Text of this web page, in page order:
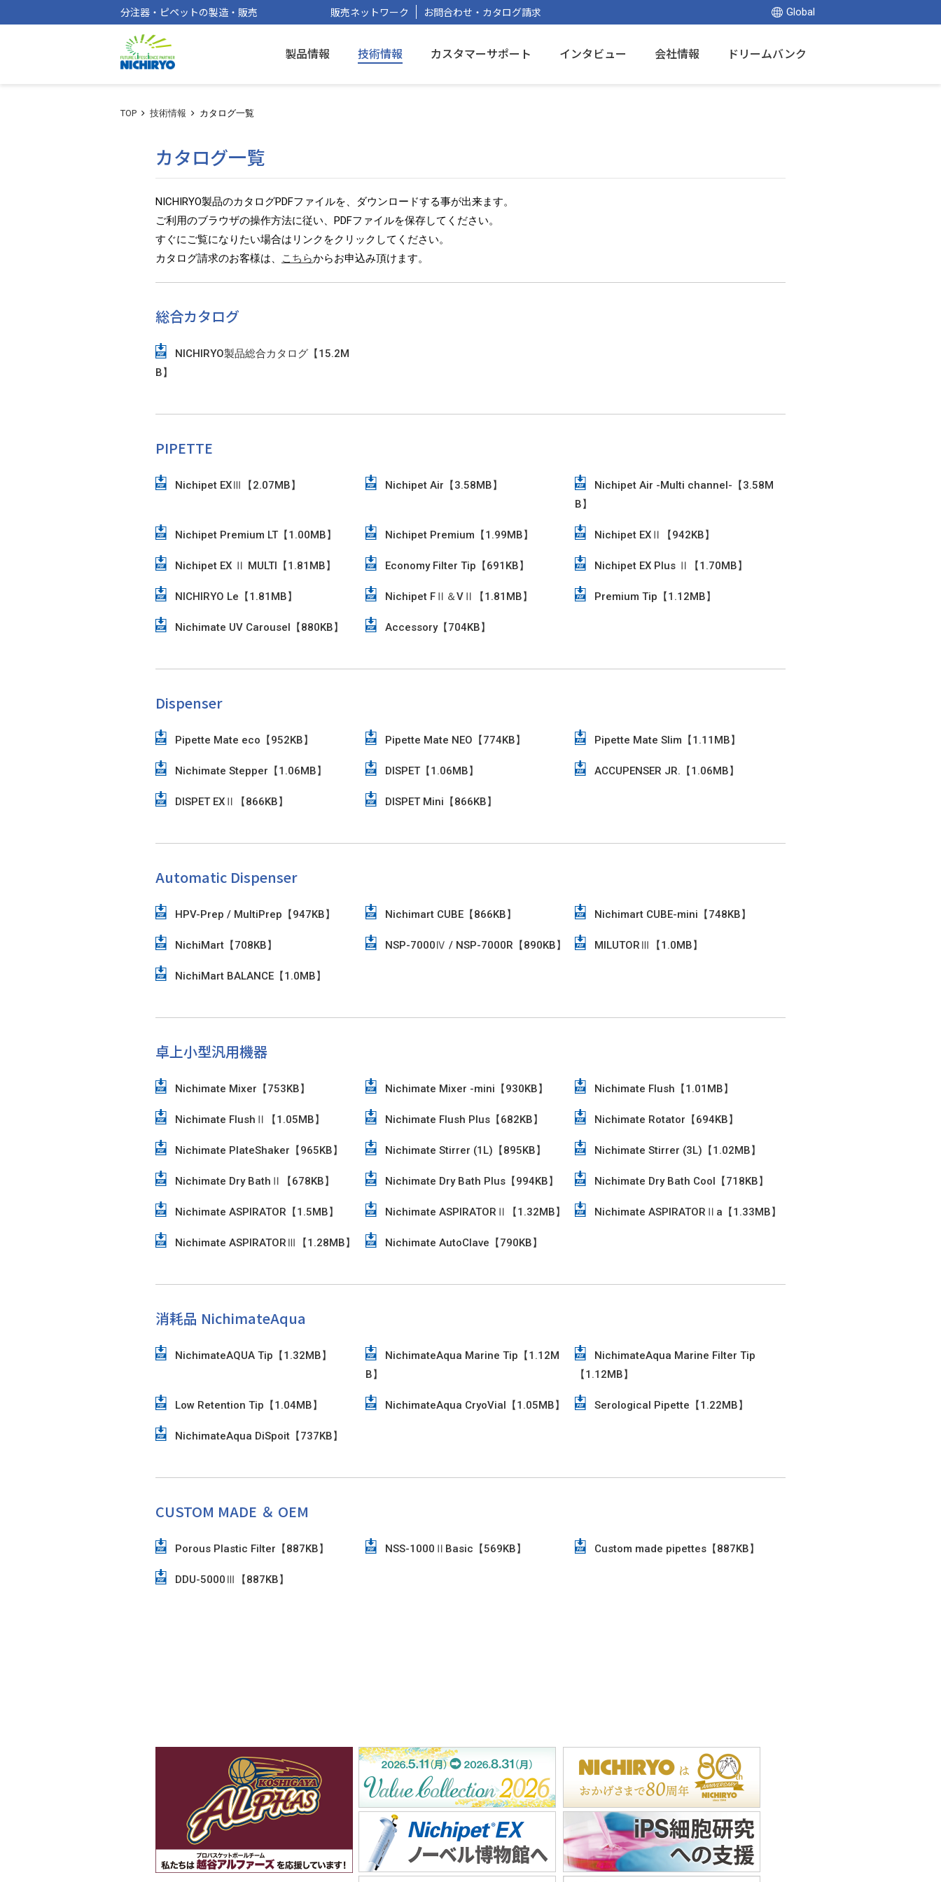
分注器・ピペットの製造・販売 販売ネットワーク お問合わせ・カタログ請求 Global
製品情報 技術情報 カスタマーサポート インタビュー 会社情報 ドリームバンク
TOP 技術情報 カタログ一覧
カタログ一覧
NICHIRYO製品のカタログPDFファイルを、ダウンロードする事が出来ます。
ご利用のブラウザの操作方法に従い、PDFファイルを保存してください。
すぐにご覧になりたい場合はリンクをクリックしてください。
カタログ請求のお客様は、
こちらからお申込み頂けます。
総合カタログ
NICHIRYO製品総合カタログ【15.2M
B】
PIPETTE
Nichipet EXⅢ【2.07MB】 Nichipet Air【3.58MB】
Nichipet Air -Multi channel-【3.58M
B】
Nichipet Premium LT【1.00MB】 Nichipet Premium【1.99MB】 Nichipet EXⅡ【942KB】
Nichipet EX Ⅱ MULTI【1.81MB】 Economy Filter Tip【691KB】 Nichipet EX Plus Ⅱ【1.70MB】
NICHIRYO Le【1.81MB】 Nichipet FⅡ＆VⅡ【1.81MB】 Premium Tip【1.12MB】
Nichimate UV Carousel【880KB】 Accessory【704KB】
Dispenser
Pipette Mate eco【952KB】 Pipette Mate NEO【774KB】 Pipette Mate Slim【1.11MB】
Nichimate Stepper【1.06MB】 DISPET【1.06MB】 ACCUPENSER JR.【1.06MB】
DISPET EXⅡ【866KB】 DISPET Mini【866KB】
Automatic Dispenser
HPV-Prep / MultiPrep【947KB】 Nichimart CUBE【866KB】 Nichimart CUBE-mini【748KB】
NichiMart【708KB】 NSP-7000Ⅳ / NSP-7000R【890KB】 MILUTORⅢ【1.0MB】
NichiMart BALANCE【1.0MB】
卓上小型汎用機器
Nichimate Mixer【753KB】 Nichimate Mixer -mini【930KB】 Nichimate Flush【1.01MB】
Nichimate FlushⅡ【1.05MB】 Nichimate Flush Plus【682KB】 Nichimate Rotator【694KB】
Nichimate PlateShaker【965KB】 Nichimate Stirrer (1L)【895KB】 Nichimate Stirrer (3L)【1.02MB】
Nichimate Dry BathⅡ【678KB】 Nichimate Dry Bath Plus【994KB】 Nichimate Dry Bath Cool【718KB】
Nichimate ASPIRATOR【1.5MB】 Nichimate ASPIRATORⅡ【1.32MB】 Nichimate ASPIRATORⅡa【1.33MB】
Nichimate ASPIRATORⅢ【1.28MB】 Nichimate AutoClave【790KB】
消耗品 NichimateAqua
NichimateAQUA Tip【1.32MB】
NichimateAqua Marine Tip【1.12M
B】
NichimateAqua Marine Filter Tip
【1.12MB】
Low Retention Tip【1.04MB】 NichimateAqua CryoVial【1.05MB】 Serological Pipette【1.22MB】
NichimateAqua DiSpoit【737KB】
CUSTOM MADE ＆ OEM
Porous Plastic Filter【887KB】 NSS-1000ⅡBasic【569KB】 Custom made pipettes【887KB】
DDU-5000Ⅲ【887KB】